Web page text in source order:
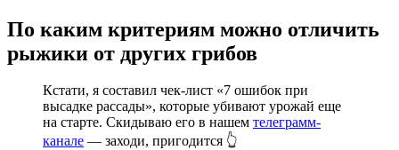
По каким критериям можно отличить
рыжики от других грибов
Кстати, я составил чек-лист «7 ошибок при
высадке рассады», которые убивают урожай еще
на старте. Скидываю его в нашем телеграмм-
канале — заходи, пригодится 👆